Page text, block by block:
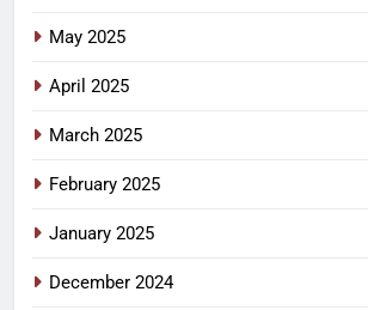
May 2025
April 2025
March 2025
February 2025
January 2025
December 2024